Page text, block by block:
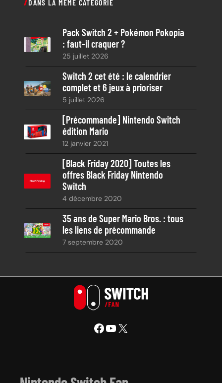
h DANS LA MÊME CATÉGORIE
Pack Switch 2 + Pokémon Pokopia
: faut-il craquer ?
25 juillet 2026
Switch 2 cet été : le calendrier
complet et 6 jeux à prioriser
5 juillet 2026
[Précommande] Nintendo Switch
édition Mario
12 janvier 2021
[Black Friday 2020] Toutes les
offres Black Friday Nintendo
Switch
4 décembre 2020
35 ans de Super Mario Bros. : tous
les liens de précommande
7 septembre 2020
Facebook YouTube X